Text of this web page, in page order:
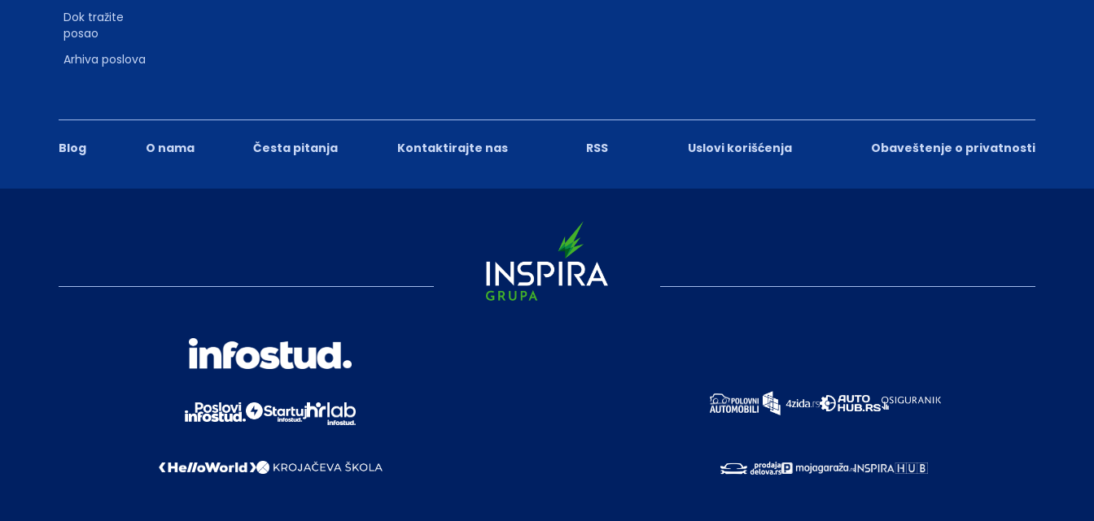
Blog O nama Česta pitanja Kontaktirajte nas RSS Uslovi korišćenja Obaveštenje o privatnosti
Dok tražite
posao
Arhiva poslova